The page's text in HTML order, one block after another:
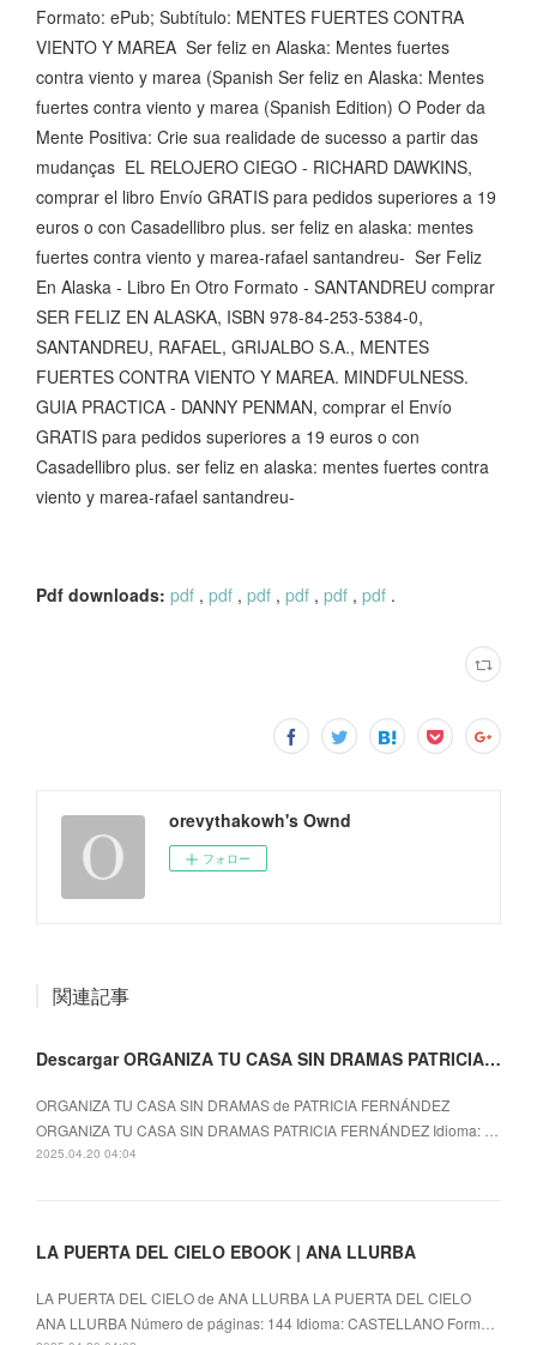
Formato: ePub; Subtítulo: MENTES FUERTES CONTRA
VIENTO Y MAREA Ser feliz en Alaska: Mentes fuertes
contra viento y marea (Spanish Ser feliz en Alaska: Mentes
fuertes contra viento y marea (Spanish Edition) O Poder da
Mente Positiva: Crie sua realidade de sucesso a partir das
mudanças EL RELOJERO CIEGO - RICHARD DAWKINS,
comprar el libro Envío GRATIS para pedidos superiores a 19
euros o con Casadellibro plus. ser feliz en alaska: mentes
fuertes contra viento y marea-rafael santandreu- Ser Feliz
En Alaska - Libro En Otro Formato - SANTANDREU comprar
SER FELIZ EN ALASKA, ISBN 978-84-253-5384-0,
SANTANDREU, RAFAEL, GRIJALBO S.A., MENTES
FUERTES CONTRA VIENTO Y MAREA. MINDFULNESS.
GUIA PRACTICA - DANNY PENMAN, comprar el Envío
GRATIS para pedidos superiores a 19 euros o con
Casadellibro plus. ser feliz en alaska: mentes fuertes contra
viento y marea-rafael santandreu-
Pdf downloads: pdf , pdf , pdf , pdf , pdf , pdf .
orevythakowh's Ownd
フォロー
関連記事
Descargar ORGANIZA TU CASA SIN DRAMAS PATRICIA FERNÁNDEZ
ORGANIZA TU CASA SIN DRAMAS de PATRICIA FERNÁNDEZ
ORGANIZA TU CASA SIN DRAMAS PATRICIA FERNÁNDEZ Idioma: …
2025.04.20 04:04
LA PUERTA DEL CIELO EBOOK | ANA LLURBA
LA PUERTA DEL CIELO de ANA LLURBA LA PUERTA DEL CIELO
ANA LLURBA Número de páginas: 144 Idioma: CASTELLANO Form…